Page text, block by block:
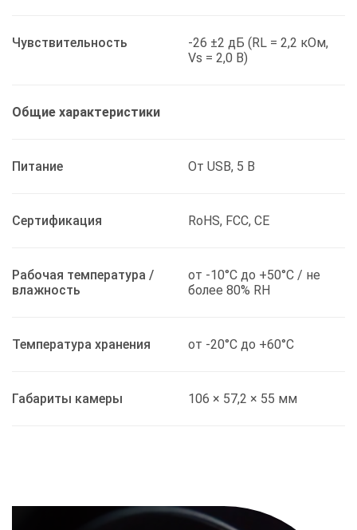
Чувствительность
-26 ±2 дБ (RL = 2,2 кОм,
Vs = 2,0 В)
Общие характеристики
Питание От USB, 5 В
Сертификация RoHS, FCC, CE
Рабочая температура /
влажность
от -10°C до +50°C / не
более 80% RH
Температура хранения от -20°C до +60°C
Габариты камеры 106 × 57,2 × 55 мм